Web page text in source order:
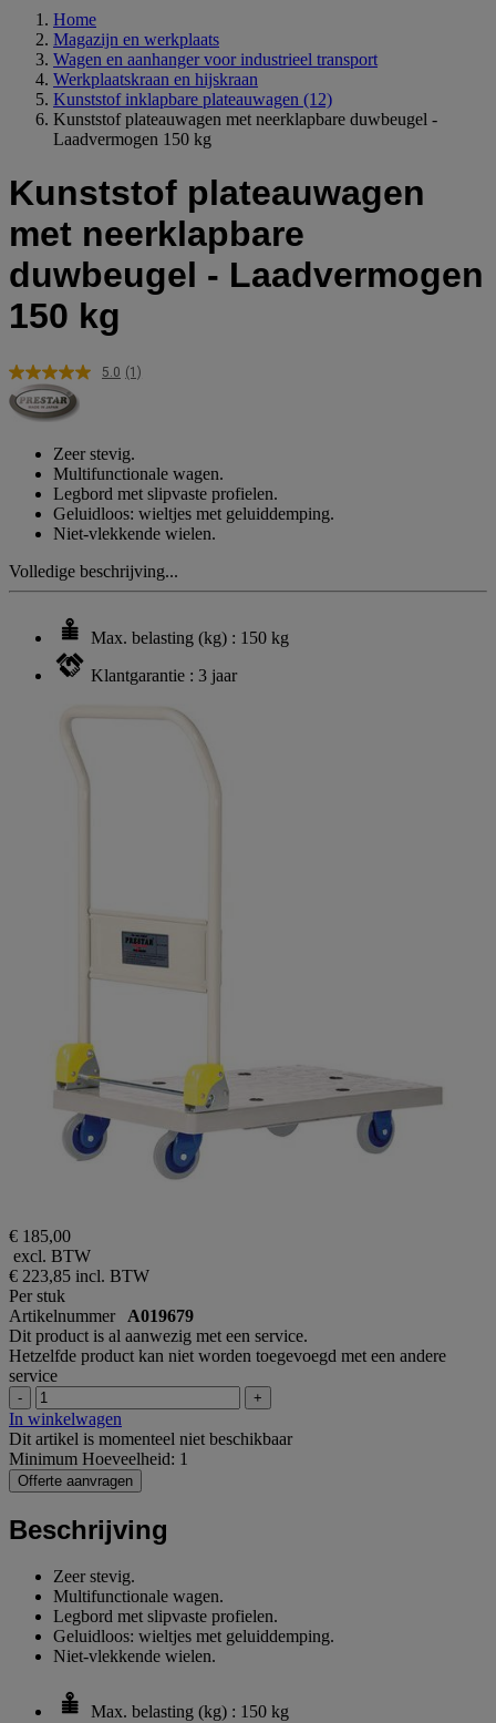
Home
Magazijn en werkplaats
Wagen en aanhanger voor industrieel transport
Werkplaatskraan en hijskraan
Kunststof inklapbare plateauwagen (12)
Kunststof plateauwagen met neerklapbare duwbeugel -
Laadvermogen 150 kg
Kunststof plateauwagen
met neerklapbare
duwbeugel - Laadvermogen
150 kg
5.0 Lees
paginalink.
(1)
Zeer stevig.
Multifunctionale wagen.
Legbord met slipvaste profielen.
Geluidloos: wieltjes met geluiddemping.
Niet-vlekkende wielen.
Volledige beschrijving...
Max. belasting (kg) : 150 kg
Klantgarantie : 3 jaar
€ 185,00
excl. BTW
€ 223,85 incl. BTW
Per stuk
Artikelnummer A019679
Dit product is al aanwezig met een service.
Hetzelfde product kan niet worden toegevoegd met een andere
service
- +
In winkelwagen
Dit artikel is momenteel niet beschikbaar
Minimum Hoeveelheid: 1
Offerte aanvragen
Beschrijving
Zeer stevig.
Multifunctionale wagen.
Legbord met slipvaste profielen.
Geluidloos: wieltjes met geluiddemping.
Niet-vlekkende wielen.
Max. belasting (kg) : 150 kg